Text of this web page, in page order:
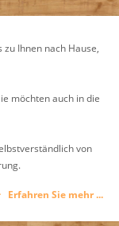
Ihnen nach Hause,
möchten auch in die
von
Erfahren Sie mehr ...